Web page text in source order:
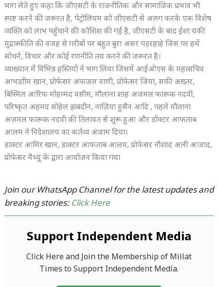
भाग लेते हुए कहा कि जीएसटी के राजनीतिक और सामाजिक प्रभाव भी
स्पष्ट करने की जरूरत है, पेट्रोलियम को जीएसटी से अलग करके एक विशेष
व्यक्ति को लाभ पहुँचाने की कोशिश की गई है, जीएसटी के बाद ईशा यकी
मुद्रास्फीति की वजह से गरीबों पर बहुत बुरा असर पड़रहाहे जिस पर हमें
सोचने, विचार और कोई रणनीति तय करने की जरूरत है।
व्याख्यान में विभिन्न हस्तियों ने भाग लिया जिसमें आईओएस के महासचिव
आभडाीम खान, प्रोफेसर अफजल वाणी, प्रोफेसर जिया, सफ़ी अख्तर,
बिस्मिल आरिफ मोहम्मद वसीम, मौलाना शाह अजमल फारूक नदवी,
परिष्कृत अहमद सोहेल झबदीन, नाज़िया हुसैन आदि , पहले मौलाना
अजमल फारूक नदवी की तिलावत से शुरू हुआ और डॉक्टर आफताब
आलम ने निदेशालय का कर्तव्य अंजाम दिया।
डाक्टर आमिर खान, डाक्टर आफताब आलम, प्रोफेसर नौशाद अली आजाद,
प्रोफेसर मैथ्यू के द्वारा आयोजन किया गया
Join our WhatsApp Channel for the latest updates and
breaking stories: Click Here
Support Independent Media
Click Here and Join the Membership of Millat
Times to Support Independent Media.